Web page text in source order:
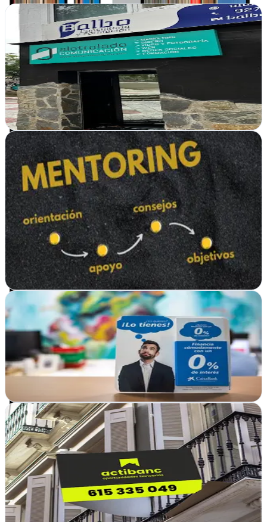
Alotrolado Comunicación, Agencia de marketing
Cáceres
Desde Cáceres transformamos marcas con estrategia digital, diseño
visual potente y consultoría marketing que genera resultados reales
Ver fichacompleta
Romeo & Juliet Marketing Agency
Verificada
Cáceres
En Cáceres transforman historias de marca en campañas que
enamoran. Publicidad y marketing con estrategia que genera
conexiones reales con tu audiencia
Ver fichacompleta
Peces Gordos Estudio
Plasencia, Cáceres
Peces Gordos Estudio transforma ideas en resultados digitales.
Ver ficha
Alberto Berjoyo - Agencia de Publicidad, Diseño
gráfico y Web, Impresión
Cáceres
En Cáceres, transforman ideas en marcas visuales fuertes. Diseño
gráfico, web y publicidad con un toque personal que distingue